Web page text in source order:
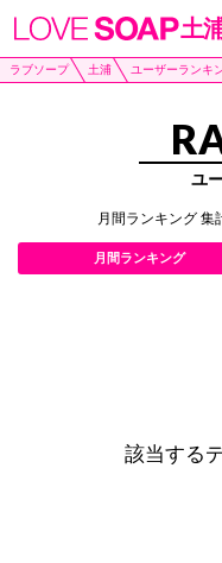
土
ラブソープ 土浦 ユーザーランキ
ユ
月間ランキング 集
月間ランキング
該当する